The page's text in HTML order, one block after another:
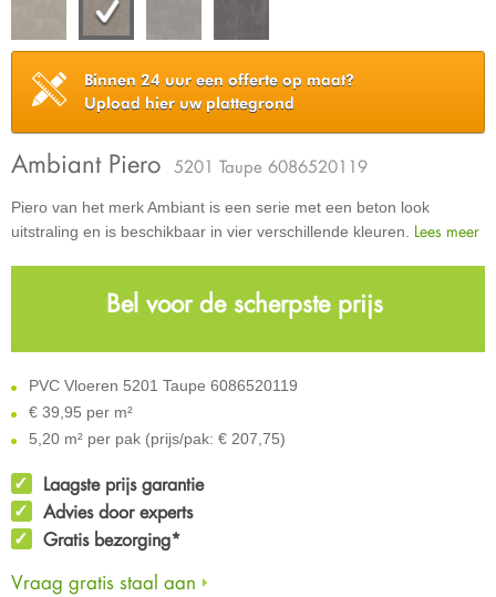
Binnen 24 uur een offerte op maat?
Upload hier uw plattegrond
Ambiant Piero 5201 Taupe 6086520119
Piero van het merk Ambiant is een serie met een beton look
uitstraling en is beschikbaar in vier verschillende kleuren. Lees meer
Bel voor de scherpste prijs
PVC Vloeren 5201 Taupe 6086520119
€ 39,95 per m²
5,20 m² per pak (prijs/pak: € 207,75)
Laagste prijs garantie
Advies door experts
Gratis bezorging*
Vraag gratis staal aan